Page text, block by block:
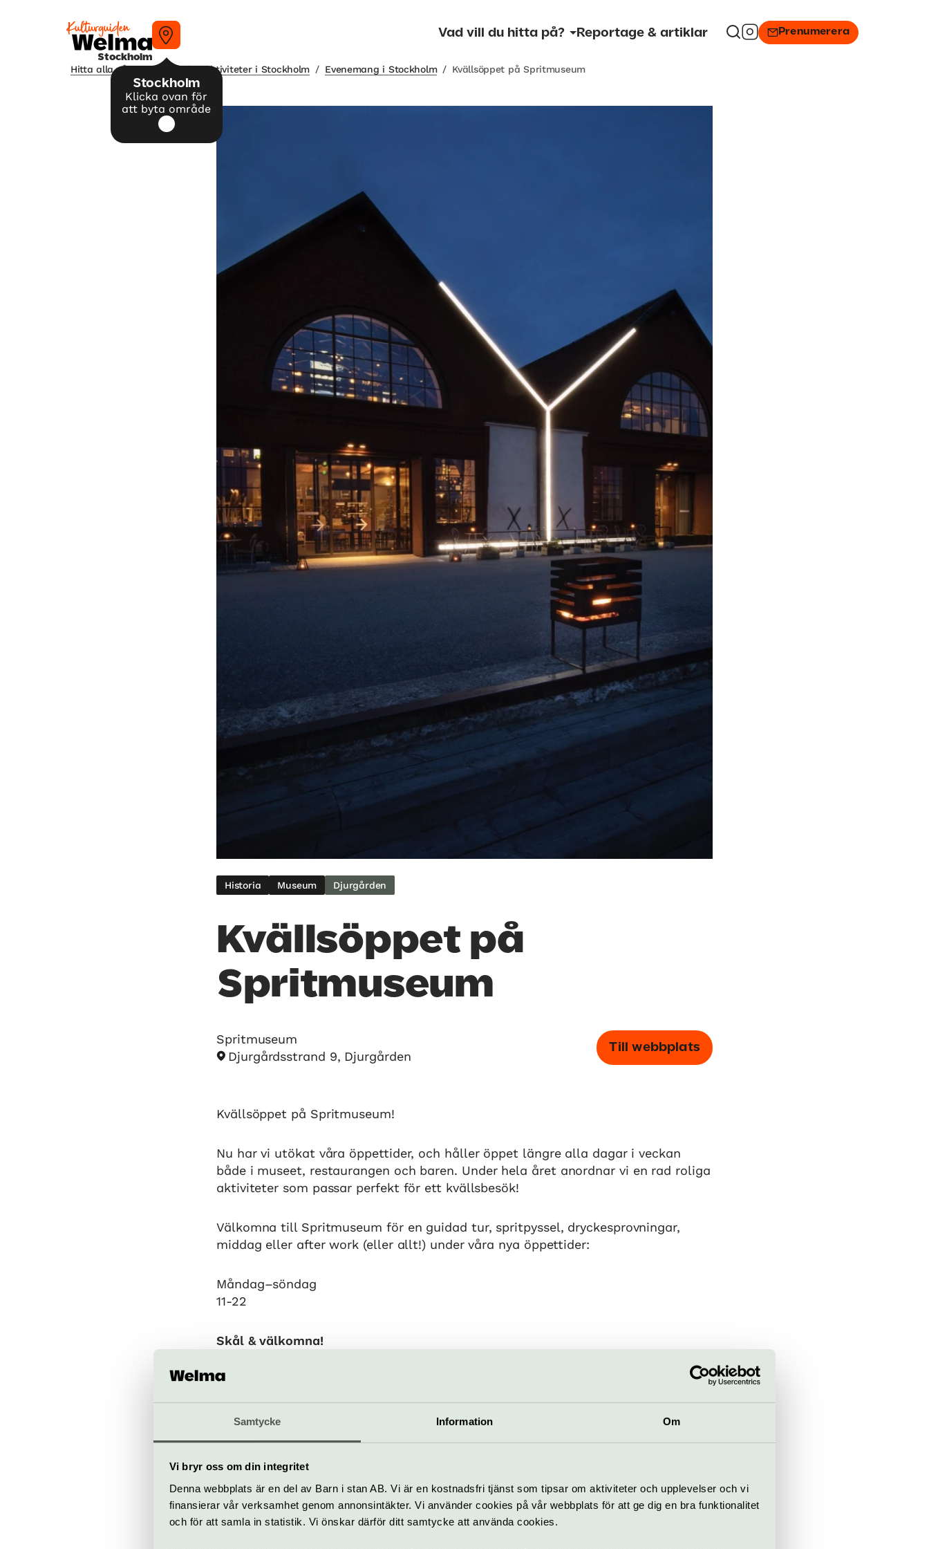
Samtycke Information Om
Vi bryr oss om din integritet
Denna webbplats är en del av Barn i stan AB. Vi är en kostnadsfri tjänst som tipsar om aktiviteter och upplevelser och vi
finansierar vår verksamhet genom annonsintäkter. Vi använder cookies på vår webbplats för att ge dig en bra funktionalitet
och för att samla in statistik. Vi önskar därför ditt samtycke att använda cookies.
Stockholm
Stockholm
Klicka ovan för
att byta område
Vad vill du hitta på? Reportage & artiklar Prenumerera
Hitta alla våra tips på kulturaktiviteter i Stockholm / Evenemang i Stockholm / Kvällsöppet på Spritmuseum
Historia Museum Djurgården
Kvällsöppet på
Spritmuseum
Spritmuseum
Djurgårdsstrand 9, Djurgården
Till webbplats
Kvällsöppet på Spritmuseum!
Nu har vi utökat våra öppettider, och håller öppet längre alla dagar i veckan
både i museet, restaurangen och baren. Under hela året anordnar vi en rad roliga
aktiviteter som passar perfekt för ett kvällsbesök!
Välkomna till Spritmuseum för en guidad tur, spritpyssel, dryckesprovningar,
middag eller after work (eller allt!) under våra nya öppettider:
Måndag–söndag
11-22
Skål & välkomna!
Måndag-söndag
Entrébiljetter
Ordinarie: 190 kr
Bra att veta
Kafé
Hitta hit
Tunnelbana: Station Karlaplan;